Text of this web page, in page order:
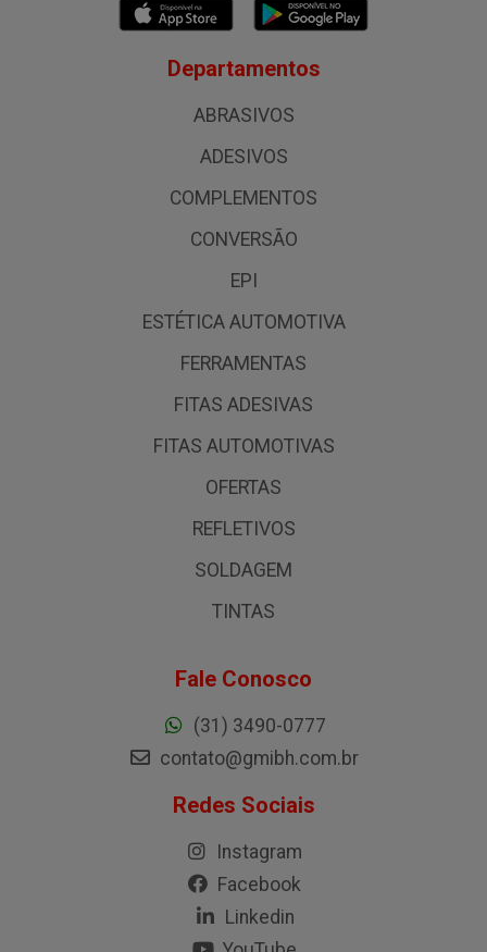
Departamentos
ABRASIVOS
ADESIVOS
COMPLEMENTOS
CONVERSÃO
EPI
ESTÉTICA AUTOMOTIVA
FERRAMENTAS
FITAS ADESIVAS
FITAS AUTOMOTIVAS
OFERTAS
REFLETIVOS
SOLDAGEM
TINTAS
Fale Conosco
(31) 3490-0777
contato@gmibh.com.br
Redes Sociais
Instagram
Facebook
Linkedin